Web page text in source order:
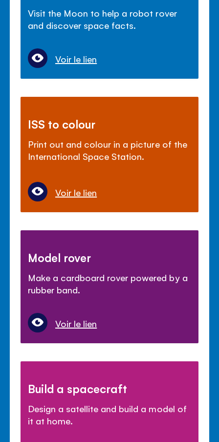
Visit the Moon to help a robot rover
and discover space facts.
Voir le lien
ISS to colour
Print out and colour in a picture of the
International Space Station.
Voir le lien
Model rover
Make a cardboard rover powered by a
rubber band.
Voir le lien
Build a spacecraft
Design a satellite and build a model of
it at home.